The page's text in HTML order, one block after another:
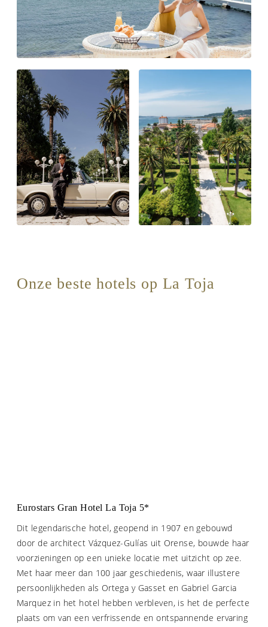
Onze beste hotels op La Toja
Eurostars Gran Hotel La Toja 5*
Dit legendarische hotel, geopend in 1907 en gebouwd
door de architect Vázquez-Gulías uit Orense, bouwde haar
voorzieningen op een unieke locatie met uitzicht op zee.
Met haar meer dan 100 jaar geschiedenis, waar illustere
persoonlijkheden als Ortega y Gasset en Gabriel Garcia
Marquez in het hotel hebben verbleven, is het de perfecte
plaats om van een verfrissende en ontspannende ervaring